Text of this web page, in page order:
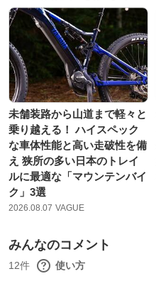
未舗装路から山道まで軽々と
乗り越える！ ハイスペック
な車体性能と高い走破性を備
え 狭所の多い日本のトレイ
ルに最適な「マウンテンバイ
ク」3選
2026.08.07 VAGUE
みんなのコメント
12件 使い方